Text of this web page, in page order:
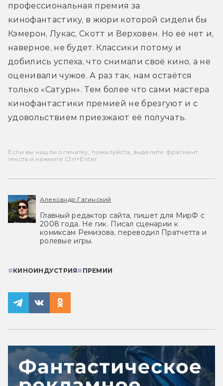
профессиональная премия за
кинофантастику, в жюри которой сидели бы
Кэмерон, Лукас, Скотт и Верховен. Но её нет и,
наверное, не будет. Классики потому и
добились успеха, что снимали своё кино, а не
оценивали чужое. А раз так, нам остаётся
только «Сатурн». Тем более что сами мастера
кинофантастики премией не брезгуют и с
удовольствием приезжают её получать.
Если вы нашли опечатку, пожалуйста, выделите фрагмент
текста и нажмите Ctrl+Enter.
Александр Гагинский
Главный редактор сайта, пишет для МирФ с
2008 года. Не гик. Писал сценарии к
комиксам Ремизова, переводил Пратчетта и
ролевые игры.
#КИНОИНДУСТРИЯ# ПРЕМИИ